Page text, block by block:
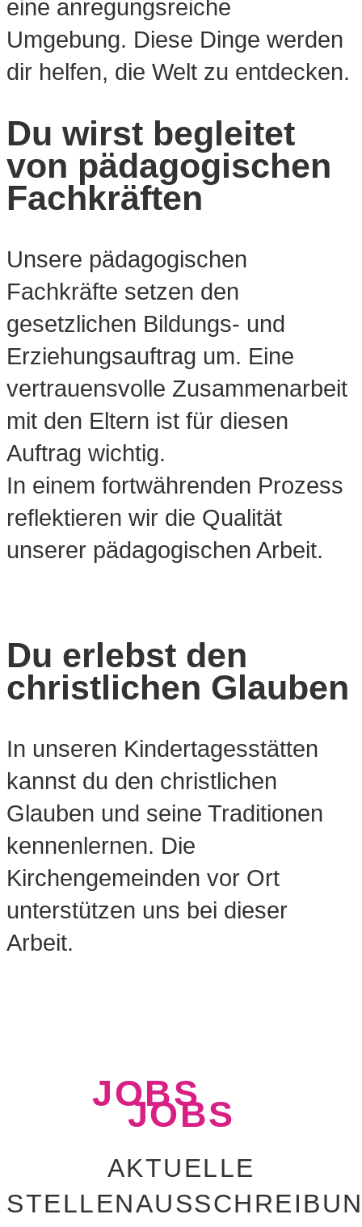
eine anregungsreiche
Umgebung. Diese Dinge werden
dir helfen, die Welt zu entdecken.
Du wirst begleitet
von pädagogischen
Fachkräften
Unsere pädagogischen
Fachkräfte setzen den
gesetzlichen Bildungs- und
Erziehungsauftrag um. Eine
vertrauensvolle Zusammenarbeit
mit den Eltern ist für diesen
Auftrag wichtig.
In einem fortwährenden Prozess
reflektieren wir die Qualität
unserer pädagogischen Arbeit.
Du erlebst den
christlichen Glauben
In unseren Kindertagesstätten
kannst du den christlichen
Glauben und seine Traditionen
kennenlernen. Die
Kirchengemeinden vor Ort
unterstützen uns bei dieser
Arbeit.
JOBS
JOBS
AKTUELLE